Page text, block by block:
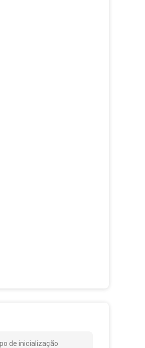
de inicialização